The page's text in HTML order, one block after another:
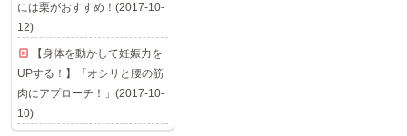
には栗がおすすめ！(2017-10-
12)
【身体を動かして妊娠力を
UPする！】「オシリと腰の筋
肉にアプローチ！」(2017-10-
10)